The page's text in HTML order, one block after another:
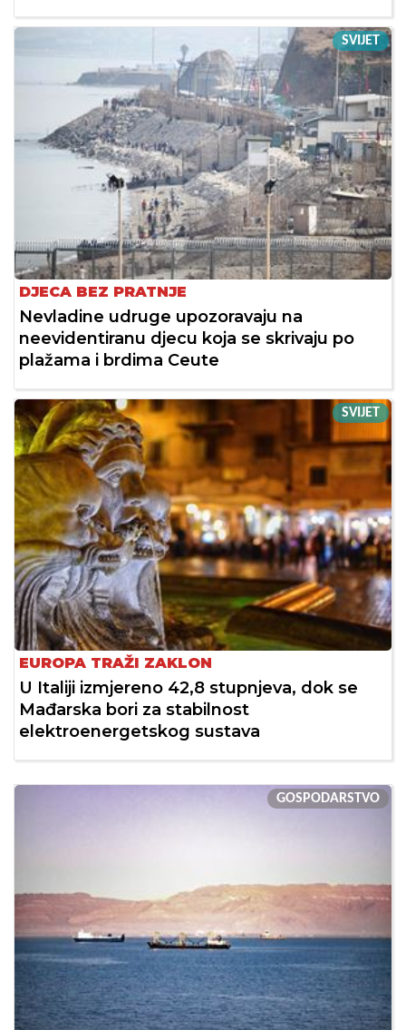
SVIJET
DJECA BEZ PRATNJE
Nevladine udruge upozoravaju na
neevidentiranu djecu koja se skrivaju po
plažama i brdima Ceute
SVIJET
EUROPA TRAŽI ZAKLON
U Italiji izmjereno 42,8 stupnjeva, dok se
Mađarska bori za stabilnost
elektroenergetskog sustava
GOSPODARSTVO